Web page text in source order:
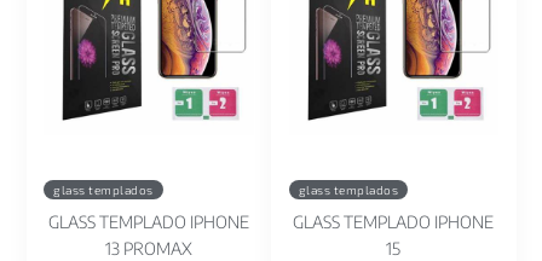
glass templados
GLASS TEMPLADO IPHONE
13 PROMAX
glass templados
GLASS TEMPLADO IPHONE
15